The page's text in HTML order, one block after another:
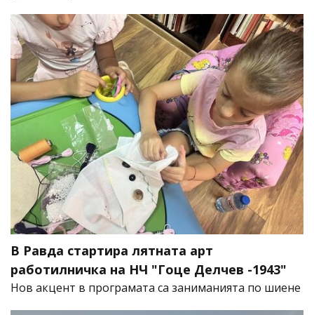
В Равда стартира лятната арт
работилничка на НЧ "Гоце Делчев -1943"
Нов акцент в програмата са заниманията по шиене